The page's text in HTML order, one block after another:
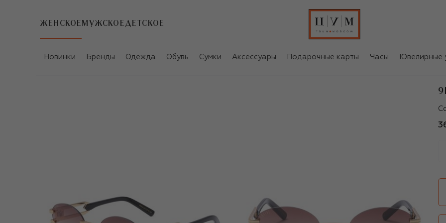
ЖЕНСКОЕ МУЖСКОЕ ДЕТСКОЕ
Новинки Бренды Одежда Обувь Сумки Аксессуары Подарочные карты Часы Ювелирные